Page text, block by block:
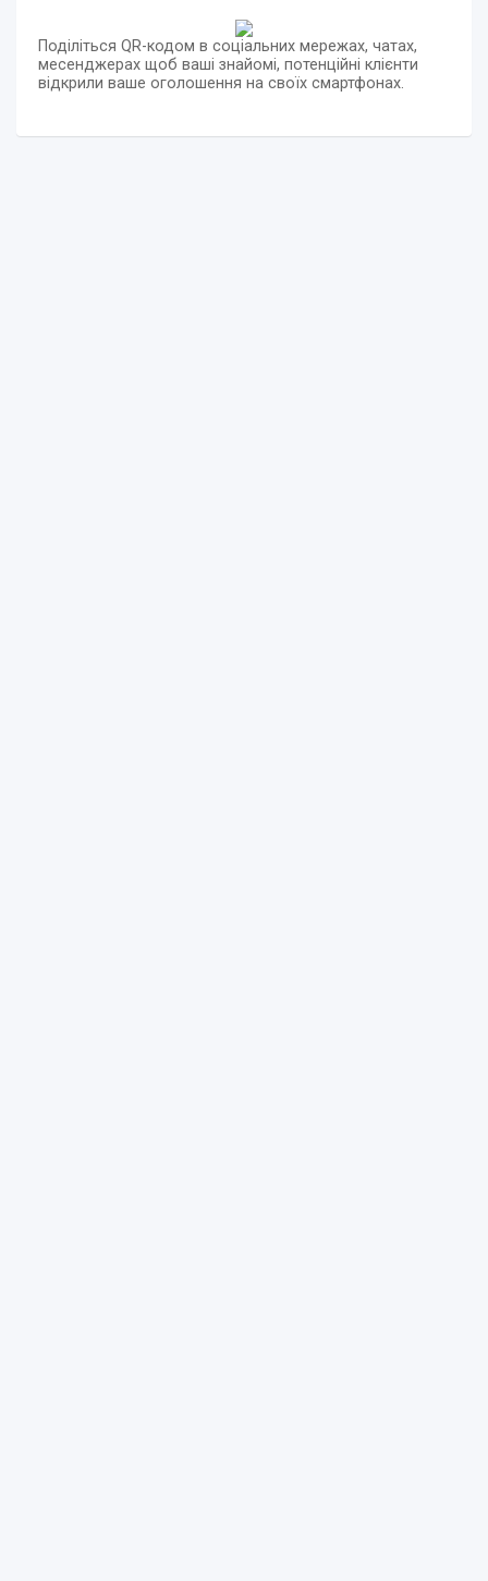
Поділіться QR-кодом в соціальних мережах, чатах,
месенджерах щоб ваші знайомі, потенційні клієнти
відкрили ваше оголошення на своїх смартфонах.